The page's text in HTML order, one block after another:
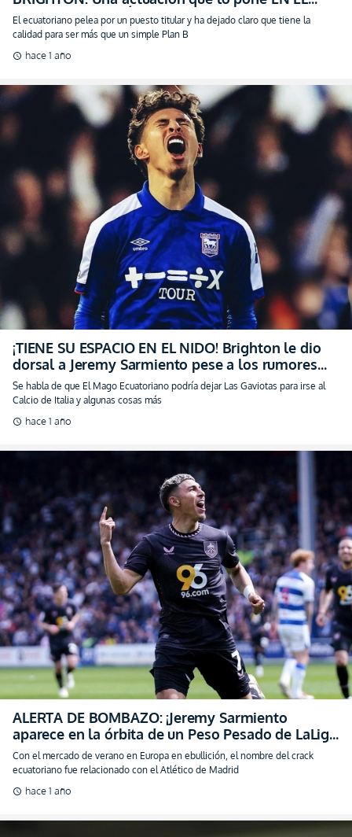
FOCO DE ATENCIÓN
El ecuatoriano pelea por un puesto titular y ha dejado claro que tiene la
calidad para ser más que un simple Plan B
schedule hace 1 año
¡TIENE SU ESPACIO EN EL NIDO! Brighton le dio
dorsal a Jeremy Sarmiento pese a los rumores
(FOTO)
Se habla de que El Mago Ecuatoriano podría dejar Las Gaviotas para irse al
Calcio de Italia y algunas cosas más
schedule hace 1 año
ALERTA DE BOMBAZO: ¡Jeremy Sarmiento
aparece en la órbita de un Peso Pesado de LaLiga
de España!
Con el mercado de verano en Europa en ebullición, el nombre del crack
ecuatoriano fue relacionado con el Atlético de Madrid
schedule hace 1 año